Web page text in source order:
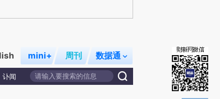
mini+ 周刊 数据通
讣闻